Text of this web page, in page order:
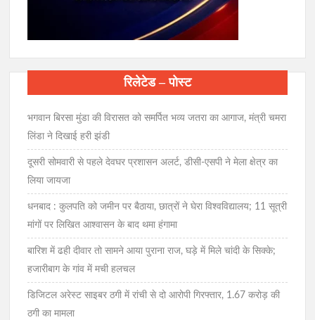
रिलेटेड – पोस्ट
भगवान बिरसा मुंडा की विरासत को समर्पित भव्य जतरा का आगाज, मंत्री चमरा
लिंडा ने दिखाई हरी झंडी
दूसरी सोमवारी से पहले देवघर प्रशासन अलर्ट, डीसी-एसपी ने मेला क्षेत्र का
लिया जायजा
धनबाद : कुलपति को जमीन पर बैठाया, छात्रों ने घेरा विश्वविद्यालय; 11 सूत्री
मांगों पर लिखित आश्वासन के बाद थमा हंगामा
बारिश में ढही दीवार तो सामने आया पुराना राज, घड़े में मिले चांदी के सिक्के;
हजारीबाग के गांव में मची हलचल
डिजिटल अरेस्ट साइबर ठगी में रांची से दो आरोपी गिरफ्तार, 1.67 करोड़ की
ठगी का मामला